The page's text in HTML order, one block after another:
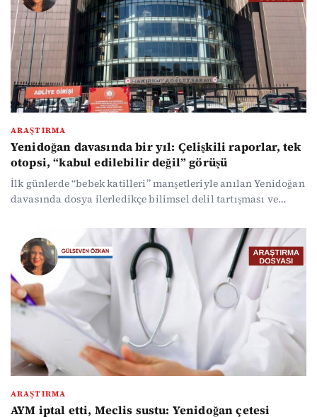
ARAŞTIRMA
Yenidoğan davasında bir yıl: Çelişkili raporlar, tek
otopsi, “kabul edilebilir değil” görüşü
İlk günlerde “bebek katilleri” manşetleriyle anılan Yenidoğan
davasında dosya ilerledikçe bilimsel delil tartışması ve
uzmanı Prof. Dr. Şebnem Korur Fincancı’ya göre yenidoğan
davasında tüm bebekler için otopsi yapılmaması “kabul
edilemez bir ihmal” ve adil yargılama açısından ciddi bir
sorun.
ARAŞTIRMA
AYM iptal etti, Meclis sustu: Yenidoğan çetesi